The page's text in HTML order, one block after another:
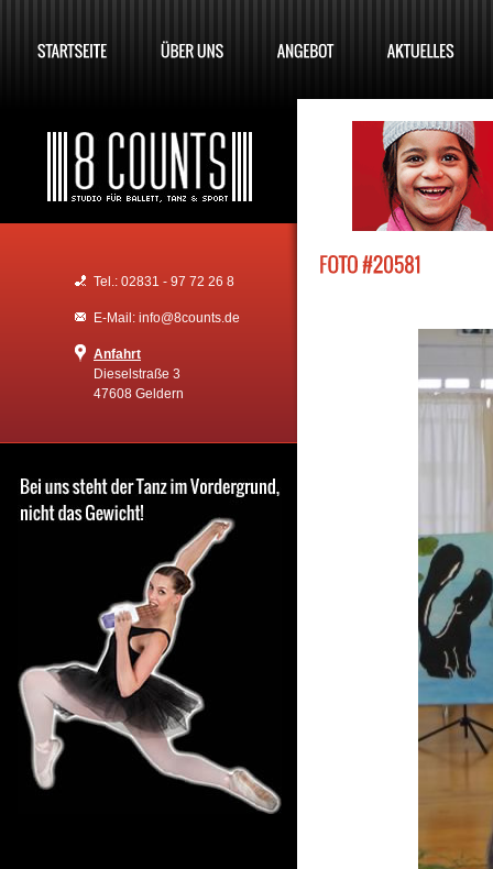
Tel.: 02831 - 97 72 26 8
E-Mail: info@8counts.de
Anfahrt
Dieselstraße 3
47608 Geldern